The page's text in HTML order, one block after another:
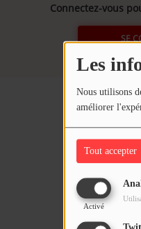
Les
Nous utilisons
améliorer
Tout accepter
Activé
Connectez-vous
SE